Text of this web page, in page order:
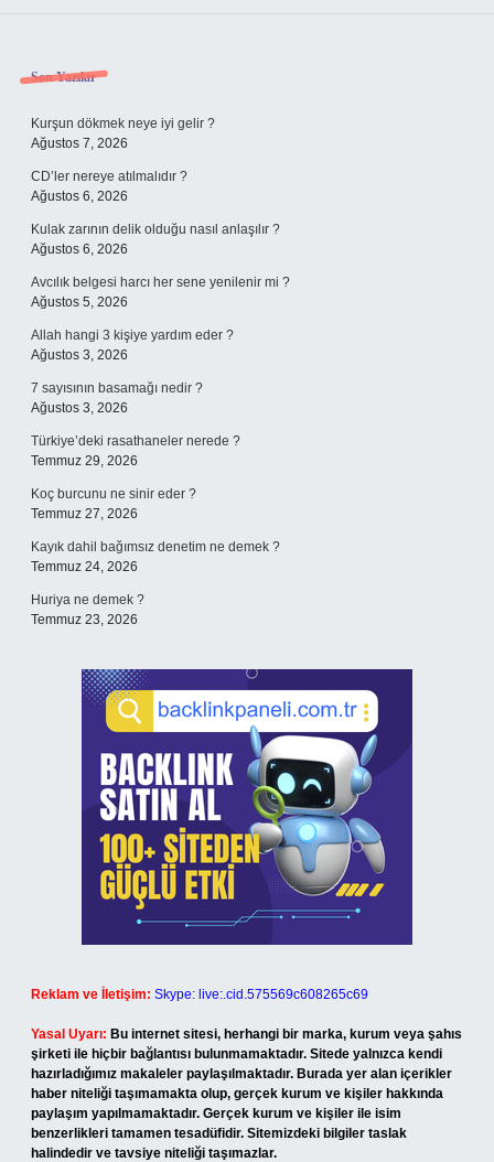
Sidebar
Son Yazılar
Kurşun dökmek neye iyi gelir ?
Ağustos 7, 2026
CD’ler nereye atılmalıdır ?
Ağustos 6, 2026
Kulak zarının delik olduğu nasıl anlaşılır ?
Ağustos 6, 2026
Avcılık belgesi harcı her sene yenilenir mi ?
Ağustos 5, 2026
Allah hangi 3 kişiye yardım eder ?
Ağustos 3, 2026
7 sayısının basamağı nedir ?
Ağustos 3, 2026
Türkiye’deki rasathaneler nerede ?
Temmuz 29, 2026
Koç burcunu ne sinir eder ?
Temmuz 27, 2026
Kayık dahil bağımsız denetim ne demek ?
Temmuz 24, 2026
Huriya ne demek ?
Temmuz 23, 2026
Reklam ve İletişim: Skype: live:.cid.575569c608265c69
Yasal Uyarı: Bu internet sitesi, herhangi bir marka, kurum veya şahıs
şirketi ile hiçbir bağlantısı bulunmamaktadır. Sitede yalnızca kendi
hazırladığımız makaleler paylaşılmaktadır. Burada yer alan içerikler
haber niteliği taşımamakta olup, gerçek kurum ve kişiler hakkında
paylaşım yapılmamaktadır. Gerçek kurum ve kişiler ile isim
benzerlikleri tamamen tesadüfidir. Sitemizdeki bilgiler taslak
halindedir ve tavsiye niteliği taşımazlar.